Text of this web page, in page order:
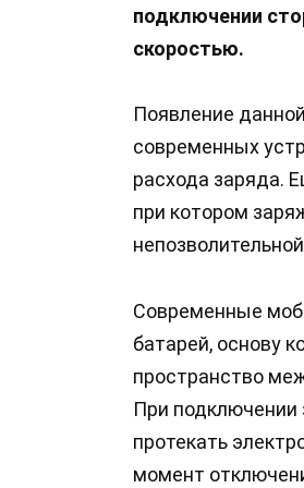
подключении
скоростью.
Появление
современных
расхода заряда.
при котором
Современные
батарей, основу
пространство
При подключении
протекать
момент